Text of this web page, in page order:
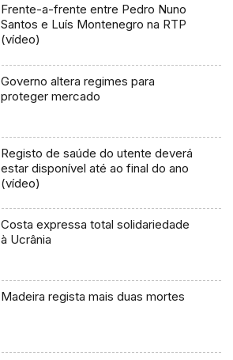
Frente-a-frente entre Pedro Nuno
Santos e Luís Montenegro na RTP
(vídeo)
Governo altera regimes para
proteger mercado
Registo de saúde do utente deverá
estar disponível até ao final do ano
(vídeo)
Costa expressa total solidariedade
à Ucrânia
Madeira regista mais duas mortes